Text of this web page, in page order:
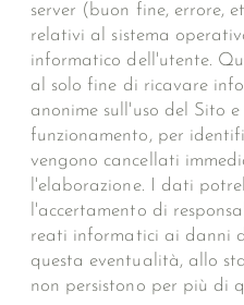
server (buon fine, errore,
relativi al sistema
informatico dell'utente.
al solo fine di ricavare
anonime sull'uso del Sito
funzionamento, per
vengono cancellati
l'elaborazione. I dati
l'accertamento di
reati informatici ai danni
questa eventualità, allo
non persistono per più di